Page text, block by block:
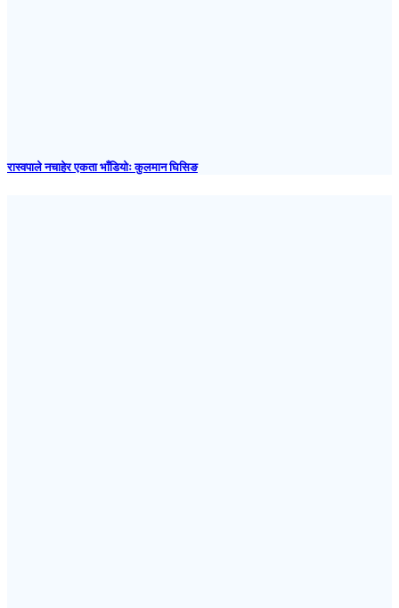
रास्वपाले नचाहेर एकता भाँडियोः कुलमान घिसिङ